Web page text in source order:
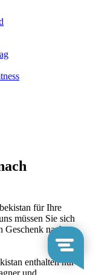
für Ihre
müssen Sie sich
Geschenk nach
enthalten nur